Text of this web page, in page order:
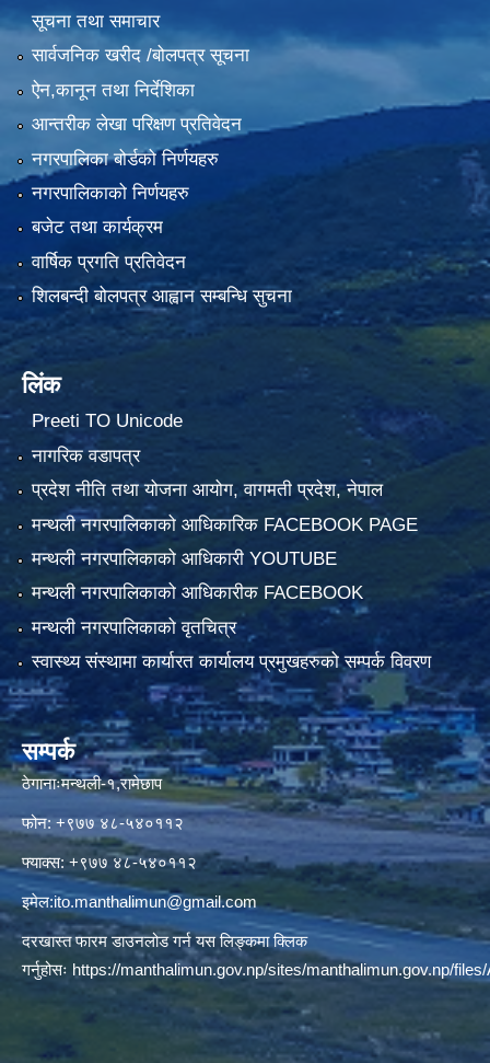
सूचना तथा समाचार
सार्वजनिक खरीद /बोलपत्र सूचना
ऐन,कानून तथा निर्देशिका
आन्तरीक लेखा परिक्षण प्रतिवेदन
नगरपालिका बोर्डको निर्णयहरु
नगरपालिकाको निर्णयहरु
बजेट तथा कार्यक्रम
वार्षिक प्रगति प्रतिवेदन
शिलबन्दी बोलपत्र आह्वान सम्बन्धि सुचना
लिंक
Preeti TO Unicode
नागरिक वडापत्र
प्रदेश नीति तथा योजना आयोग, वागमती प्रदेश, नेपाल
मन्थली नगरपालिकाको आधिकारिक FACEBOOK PAGE
मन्थली नगरपालिकाको आधिकारी YOUTUBE
मन्थली नगरपालिकाको आधिकारीक FACEBOOK
मन्थली नगरपालिकाको वृतचित्र
स्वास्थ्य संस्थामा कार्यारत कार्यालय प्रमुखहरुको सम्पर्क विवरण
सम्पर्क
ठेगानाःमन्थली-१,रामेछाप
फोन: +९७७ ४८-५४०११२
फ्याक्स: +९७७ ४८-५४०११२
इमेल:ito.manthalimun@gmail.com
दरखास्त फारम डाउनलोड गर्न यस लिङ्कमा क्लिक
गर्नुहोसः https://manthalimun.gov.np/sites/manthalimun.gov.np/